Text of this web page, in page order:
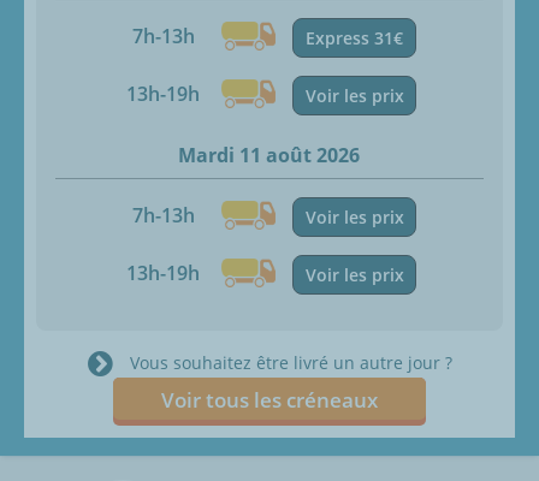
7h-13h Express 31€
13h-19h Voir les prix
Mardi 11 août 2026
7h-13h Voir les prix
13h-19h Voir les prix
Vous souhaitez être livré un autre jour ?
Voir tous les créneaux